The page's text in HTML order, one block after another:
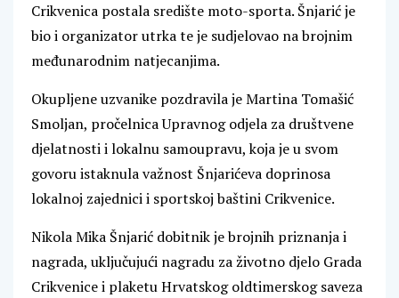
Crikvenica postala središte moto-sporta. Šnjarić je
bio i organizator utrka te je sudjelovao na brojnim
međunarodnim natjecanjima.
Okupljene uzvanike pozdravila je Martina Tomašić
Smoljan, pročelnica Upravnog odjela za društvene
djelatnosti i lokalnu samoupravu, koja je u svom
govoru istaknula važnost Šnjarićeva doprinosa
lokalnoj zajednici i sportskoj baštini Crikvenice.
Nikola Mika Šnjarić dobitnik je brojnih priznanja i
nagrada, uključujući nagradu za životno djelo Grada
Crikvenice i plaketu Hrvatskog oldtimerskog saveza